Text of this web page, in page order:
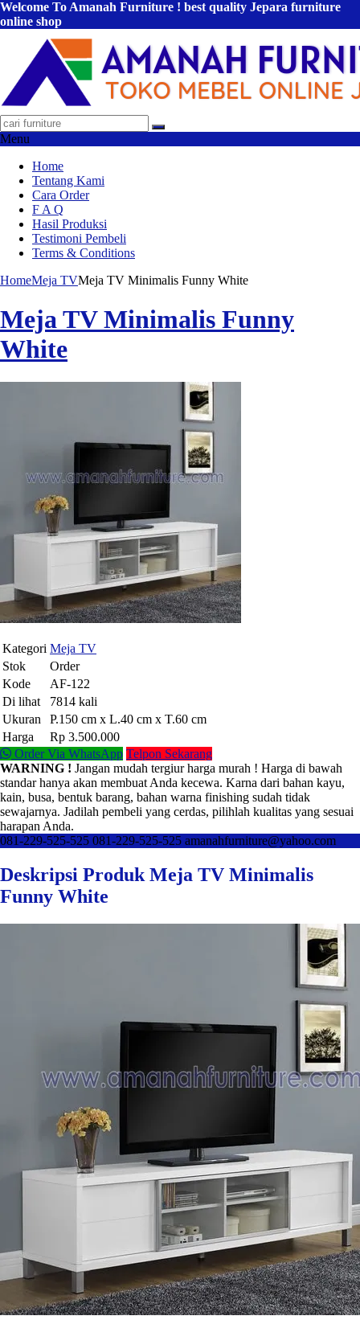
Welcome To Amanah Furniture ! best quality Jepara furniture
online shop
Menu
Home
Tentang Kami
Cara Order
F A Q
Hasil Produksi
Testimoni Pembeli
Terms & Conditions
HomeMeja TVMeja TV Minimalis Funny White
Meja TV Minimalis Funny
White
Kategori Meja TV
Stok
Order
Kode
AF-122
Di lihat
7814 kali
Ukuran
P.150 cm x L.40 cm x T.60 cm
Harga
Rp 3.500.000
Order Via WhatsApp Telpon Sekarang
WARNING ! Jangan mudah tergiur harga murah ! Harga di bawah
standar hanya akan membuat Anda kecewa. Karna dari bahan kayu,
kain, busa, bentuk barang, bahan warna finishing sudah tidak
sewajarnya. Jadilah pembeli yang cerdas, pilihlah kualitas yang sesuai
harapan Anda.
081-229-525-525 081-229-525-525 amanahfurniture@yahoo.com
Deskripsi Produk Meja TV Minimalis
Funny White